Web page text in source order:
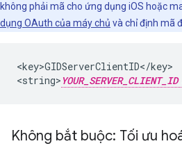
không phải mã cho ứng dụng iOS hoặc
dụng OAuth của máy chủ và chỉ định mã
<key>GIDServerClientID</key>
<string> YOUR_SERVER_CLIENT_ID
Không bắt buộc: Tối ưu